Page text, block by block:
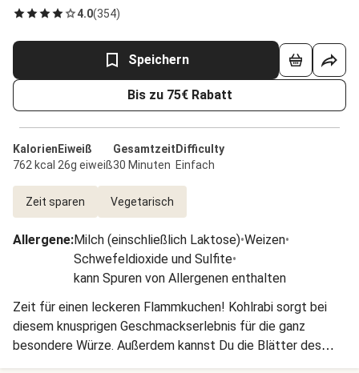
4.0(354)
Speichern
Bis zu 75€ Rabatt
Kalorien
762 kcal
Eiweiß
26g eiweiß
Gesamtzeit
30 Minuten
Difficulty
Einfach
Zeit sparen Vegetarisch
Allergene:Milch (einschließlich Laktose)•Weizen•
Schwefeldioxide und Sulfite•
kann Spuren von Allergenen enthalten
Zeit für einen leckeren Flammkuchen! Kohlrabi sorgt bei
diesem knusprigen Geschmackserlebnis für die ganz
besondere Würze. Außerdem kannst Du die Blätter des
Kohlrabi mitverwenden. Schnell zubereitet, raffiniert und so